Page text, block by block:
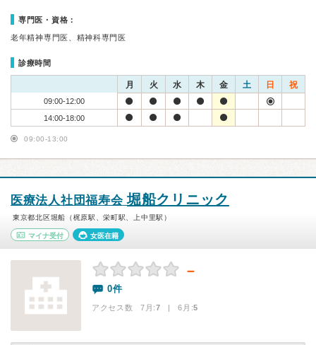
専門医・資格：
老年精神専門医、精神科専門医
診療時間
月 火 水 木 金 土 日 祝
09:00-12:00
14:00-18:00
09:00-13:00
医療法人社団福寿会堀船クリニック
東京都北区堀船（梶原駅、栄町駅、上中里駅）
マイナ受付 女医在籍
－
0件
アクセス数 7月:7 | 6月:5